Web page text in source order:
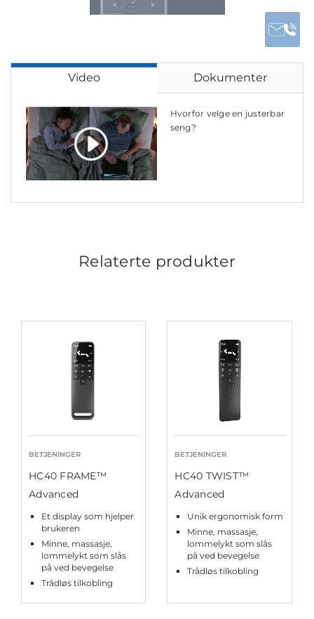
Video Dokumenter
Hvorfor velge en justerbar
seng?
Relaterte produkter
BETJENINGER
HC40 FRAME™
Advanced
Et display som hjelper
brukeren
Minne, massasje,
lommelykt som slås
på ved bevegelse
Trådløs tilkobling
BETJENINGER
HC40 TWIST™
Advanced
Unik ergonomisk form
Minne, massasje,
lommelykt som slås
på ved bevegelse
Trådløs tilkobling